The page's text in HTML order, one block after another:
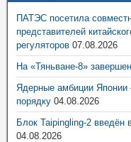
ПАТЭС посетила
представителей
регуляторов 07.08.2026
На «Тяньване-8»
Ядерные амбиции
порядку 04.08.2026
Блок Taipingling-2 введён
04.08.2026